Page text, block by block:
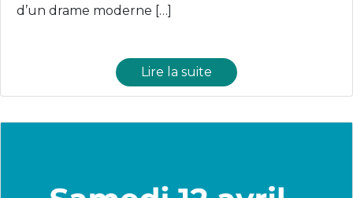
d’un drame moderne […]
Lire la suite